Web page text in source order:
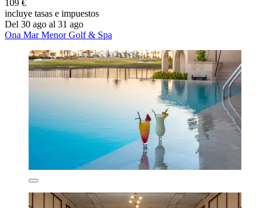
109 €
incluye tasas e impuestos
Del 30 ago al 31 ago
Ona Mar Menor Golf & Spa